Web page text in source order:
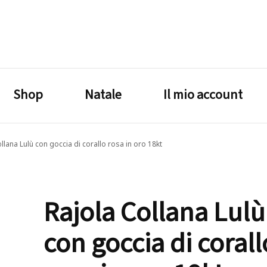
Shop Natale Il mio account
Lulù con goccia di corallo rosa in oro 18kt
Rajola Collana Lulù
con goccia di